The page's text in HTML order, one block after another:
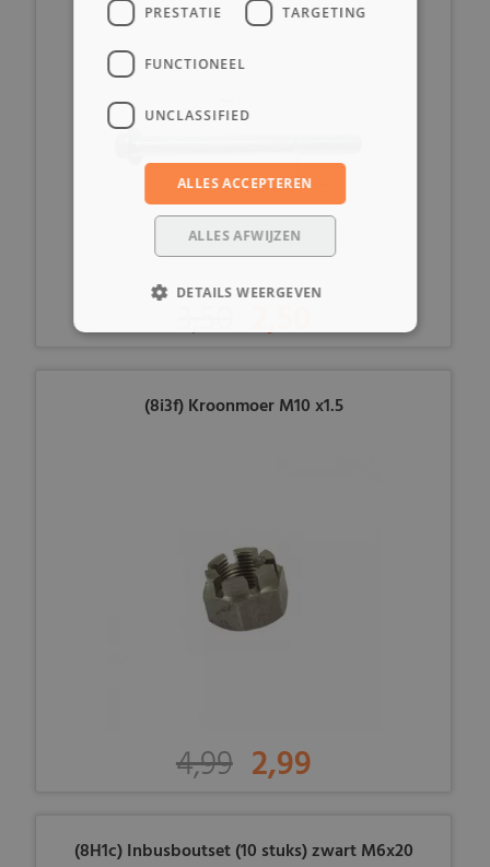
3,50 2,50
(8i3f) Kroonmoer M10 x1.5
4,99 2,99
(8H1c) Inbusboutset (10 stuks) zwart M6x20
PRESTATIE TARGETING
FUNCTIONEEL
UNCLASSIFIED
ALLES ACCEPTEREN
ALLES AFWIJZEN
DETAILS WEERGEVEN